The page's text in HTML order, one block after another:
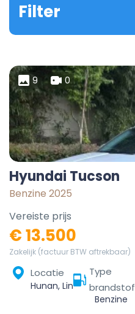
Filter
9 0
Hyundai Tucson
Benzine 2025
Vereiste prijs
€ 13.500
Zakelijk (factuur BTW aftrekbaar)
Locatie
Hunan, Linchuan District, Fuzhou City, Jiangxi, China
Type
brandstof
Benzine